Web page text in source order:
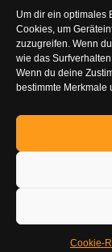
Um dir ein optimales
Cookies, um
zuzugreifen. Wenn
wie das
Wenn du deine
bestimmte Merkmale
Cookie-
Sa. 10.00 -
14.00
So.
geschlossen